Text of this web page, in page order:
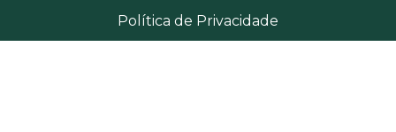
Política de Privacidade